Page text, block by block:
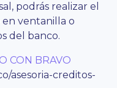
podrás realizar el
ventanilla o
del banco.
CON BRAVO
asesoria-creditos-